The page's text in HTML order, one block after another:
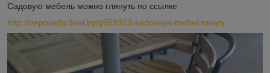
Садовую мебель можно глянуть по ссылке
http://neposedy.deal.by/g669313-sadovaya-mebel-tovary